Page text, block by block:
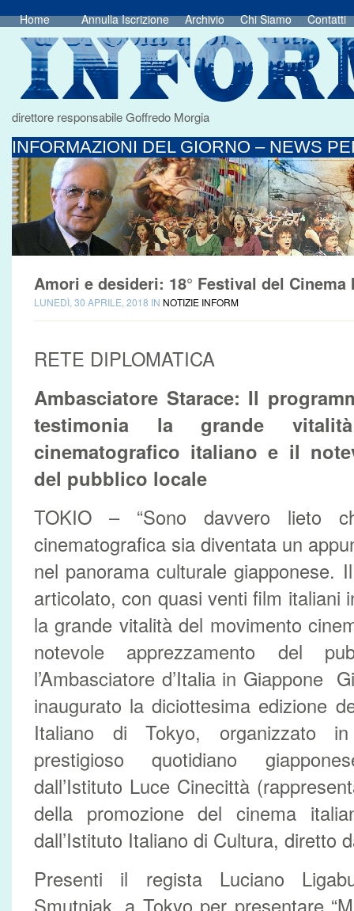
Home Annulla Iscrizione Archivio Chi Siamo Contatti
direttore responsabile Goffredo Morgia
INFORMAZIONI DEL GIORNO – NEWS
Amori e desideri: 18° Festival del
LUNEDÌ, 30 APRILE, 2018 IN NOTIZIE INFORM
RETE DIPLOMATICA
Ambasciatore Starace: Il
testimonia la grande
cinematografico italiano e il
del pubblico locale
TOKIO – “Sono davvero lieto
cinematografica sia diventata un
nel panorama culturale giapponese.
articolato, con quasi venti film italiani
la grande vitalità del movimento
notevole apprezzamento del
l’Ambasciatore d’Italia in Giappone
inaugurato la diciottesima edizione
Italiano di Tokyo, organizzato
prestigioso quotidiano
dall’Istituto Luce Cinecittà
della promozione del cinema
dall’Istituto Italiano di Cultura, diretto
Presenti il regista Luciano
Smutniak, a Tokyo per presentare